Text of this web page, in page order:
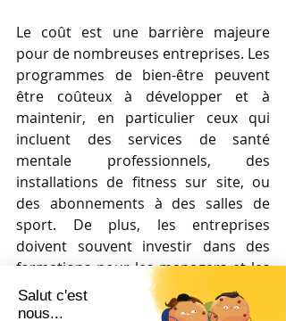
Le coût est une barrière majeure
pour de nombreuses entreprises. Les
programmes de bien-être peuvent
être coûteux à développer et à
maintenir, en particulier ceux qui
incluent des services de santé
mentale professionnels, des
installations de fitness sur site, ou
des abonnements à des salles de
sport. De plus, les entreprises
doivent souvent investir dans des
formations pour les managers et les
employés afin de promouvoir et de
soutenir ces initiatives.